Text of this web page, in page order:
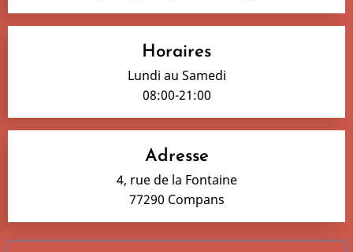
Horaires
Lundi au Samedi
08:00-21:00
Adresse
4, rue de la Fontaine
77290 Compans